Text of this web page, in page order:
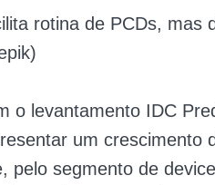
rotina de PCDs, mas
o levantamento IDC
um crescimento
pelo segmento de